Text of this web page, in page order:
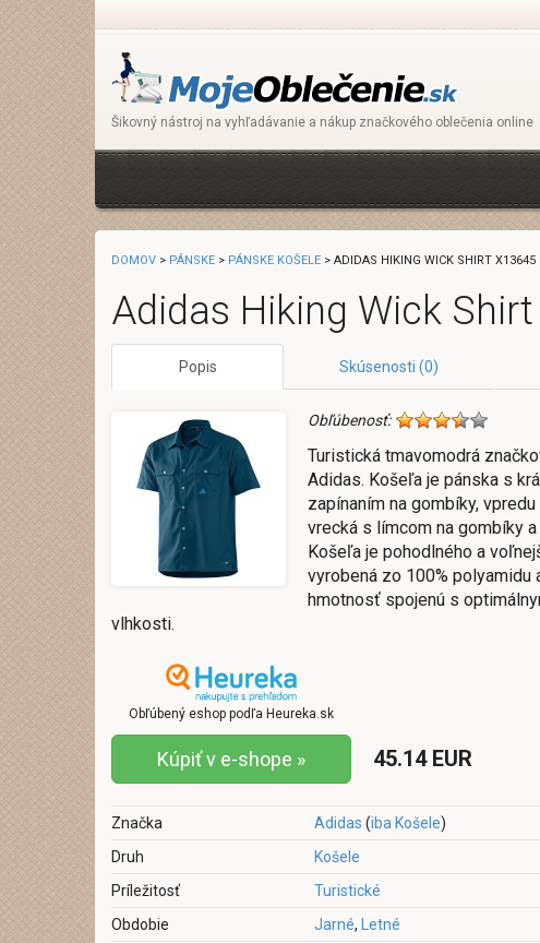
Šikovný nástroj na vyhľadávanie a nákup značkového oblečenia online
DOMOV > PÁNSKE > PÁNSKE KOŠELE > ADIDAS HIKING WICK SHIRT X13645
Adidas Hiking Wick
Popis Skúsenosti (0)
Obľúbenosť:
Turistická tmavomodrá
Adidas. Košeľa je pánska s
zapínaním na gombíky,
vrecká s límcom na gombíky
Košeľa je pohodlného a
vyrobená zo 100% polyamidu
hmotnosť spojenú s
vlhkosti.
Obľúbený eshop podľa Heureka.sk
45.14 EUR
Kúpiť v e-shope »
Značka Adidas (iba Košele)
Druh
Košele
Príležitosť
Turistické
Obdobie
Jarné, Letné